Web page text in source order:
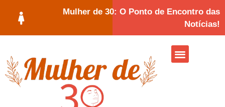
Mulher de 30: O Ponto de Encontro das
Notícias!